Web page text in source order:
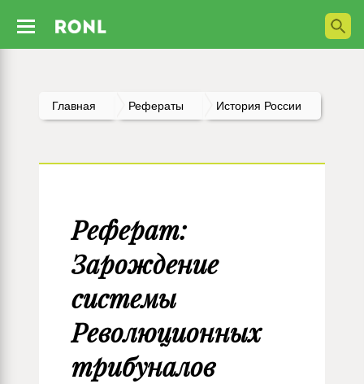
Главная Рефераты История России
Реферат:
Зарождение
системы
Революционных
трибуналов